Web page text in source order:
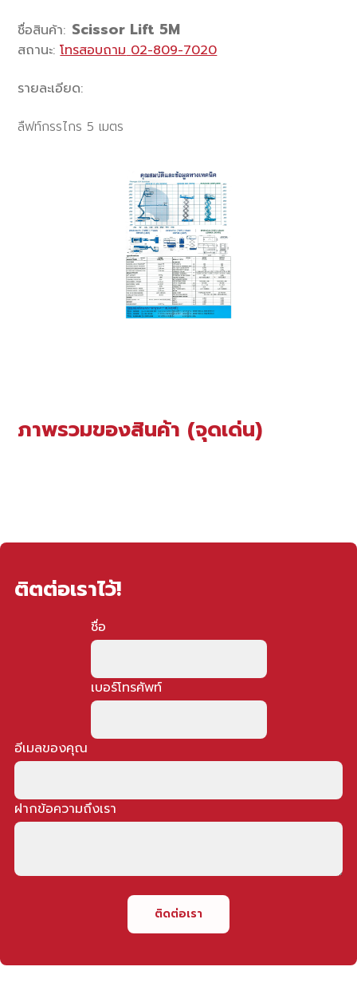
ชื่อสินค้า: Scissor Lift 5M
สถานะ: โทรสอบถาม 02-809-7020
รายละเอียด:
ลืฟท์กรรไกร 5 เมตร
ภาพรวมของสินค้า (จุดเด่น)
ติตต่อเราไว้!
ชื่อ
เบอร์โทรศัพท์
อีเมลของคุณ
ฝากข้อความถึงเรา
ติดต่อเรา